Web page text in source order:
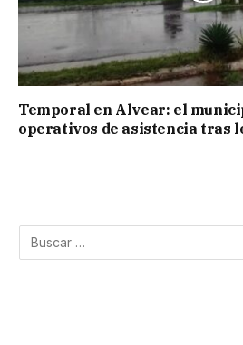
Temporal en Alvear: el
operativos de asistencia tras